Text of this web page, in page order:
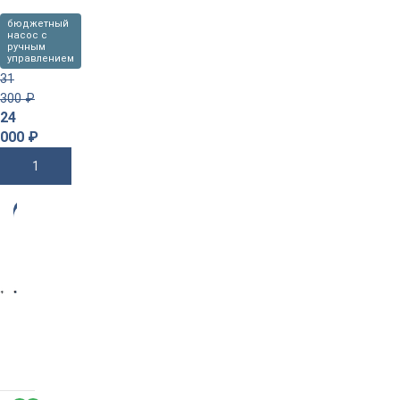
бюджетный
насос с
ручным
управлением
31
300₽
24
000 ₽
В Корзину